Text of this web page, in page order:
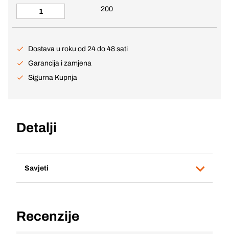
200
Dostava u roku od 24 do 48 sati
Garancija i zamjena
Sigurna Kupnja
Detalji
Savjeti
Recenzije